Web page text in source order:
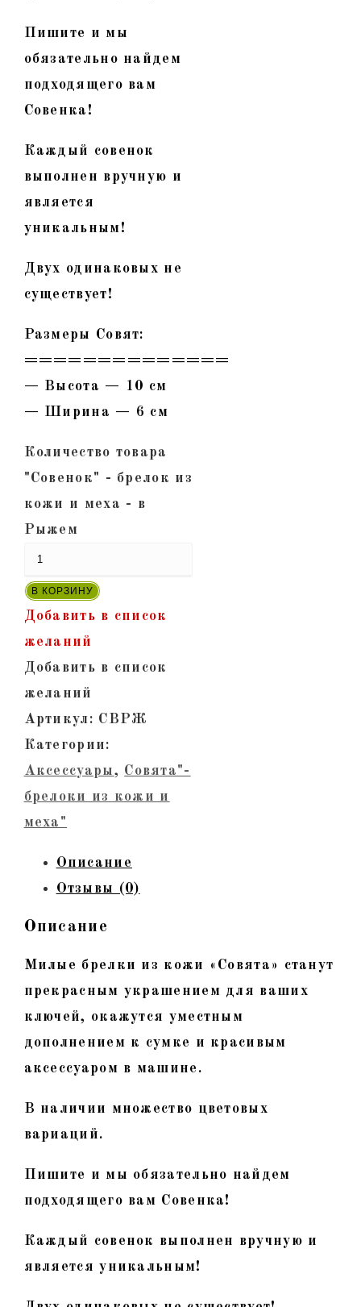
Пишите и мы
обязательно найдем
подходящего вам
Совенка!
Каждый совенок
выполнен вручную и
является
уникальным!
Двух одинаковых не
существует!
Размеры Совят:
==============
— Высота — 10 см
— Ширина — 6 см
Количество товара
"Совенок" - брелок из
кожи и меха - в
Рыжем
В КОРЗИНУ
Добавить в список
желаний
Добавить в список
желаний
Артикул: СВРЖ
Категории:
Аксессуары, Совята"-
брелоки из кожи и
меха"
Описание
Отзывы (0)
Описание
Милые брелки из кожи «Совята» станут
прекрасным украшением для ваших
ключей, окажутся уместным
дополнением к сумке и красивым
аксессуаром в машине.
В наличии множество цветовых
вариаций.
Пишите и мы обязательно найдем
подходящего вам Совенка!
Каждый совенок выполнен вручную и
является уникальным!